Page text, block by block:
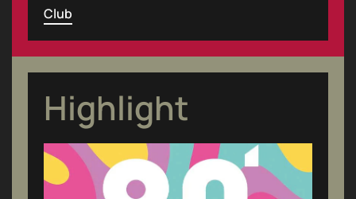
Club
Highlight